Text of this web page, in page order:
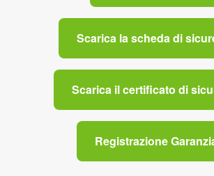
Scarica la scheda di
Scarica il certificato di
Registrazione